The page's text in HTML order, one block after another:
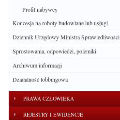
Profil nabywcy
Koncesja na roboty budowlane lub usługi
Dziennik Urzędowy Ministra Sprawiedliwości
Sprostowania, odpowiedzi, polemiki
Archiwum informacji
Działalność lobbingowa
PRAWA CZŁOWIEKA
REJESTRY I EWIDENCJE